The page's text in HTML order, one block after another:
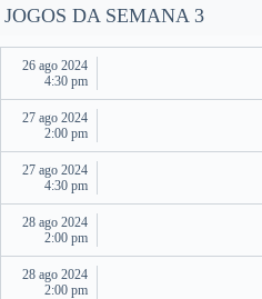
JOGOS DA SEMANA 3
26 ago 2024
4:30 pm
27 ago 2024
2:00 pm
27 ago 2024
4:30 pm
28 ago 2024
2:00 pm
28 ago 2024
2:00 pm